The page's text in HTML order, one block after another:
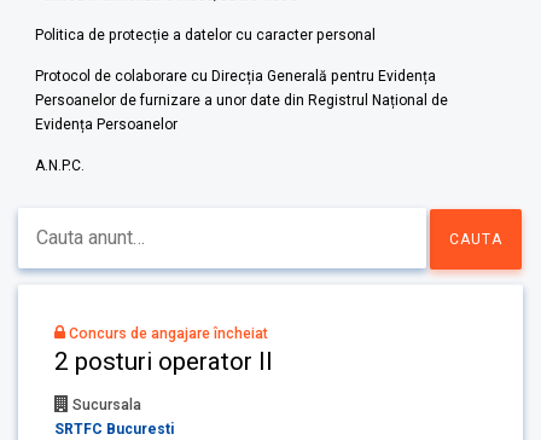
Politica de protecție a datelor cu caracter personal
Protocol de colaborare cu Direcția Generală pentru Evidența
Persoanelor de furnizare a unor date din Registrul Național de
Evidența Persoanelor
A.N.P.C.
Concurs de angajare încheiat
2 posturi operator II
Sucursala
SRTFC Bucuresti